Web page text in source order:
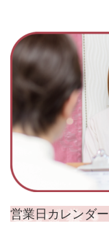
営業日カレンダー